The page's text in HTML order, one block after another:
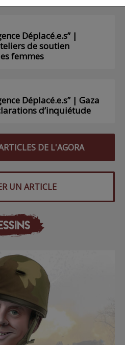
Déplacé.e.s” |
de soutien
femmes
Déplacé.e.s” | Gaza
d’inquiétude
DE L'AGORA
UN ARTICLE